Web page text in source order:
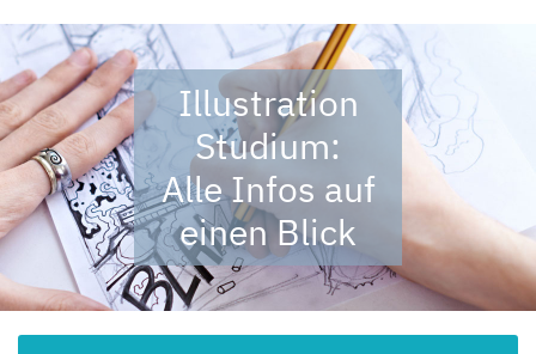
Illustration
Studium:
Alle Infos auf
einen Blick